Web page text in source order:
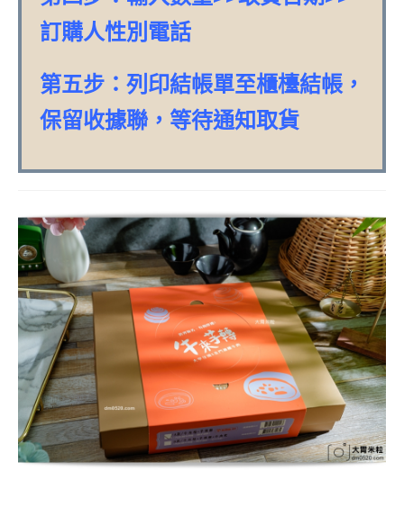
訂購人性別電話
第五步：列印結帳單至櫃檯結帳，
保留收據聯，等待通知取貨